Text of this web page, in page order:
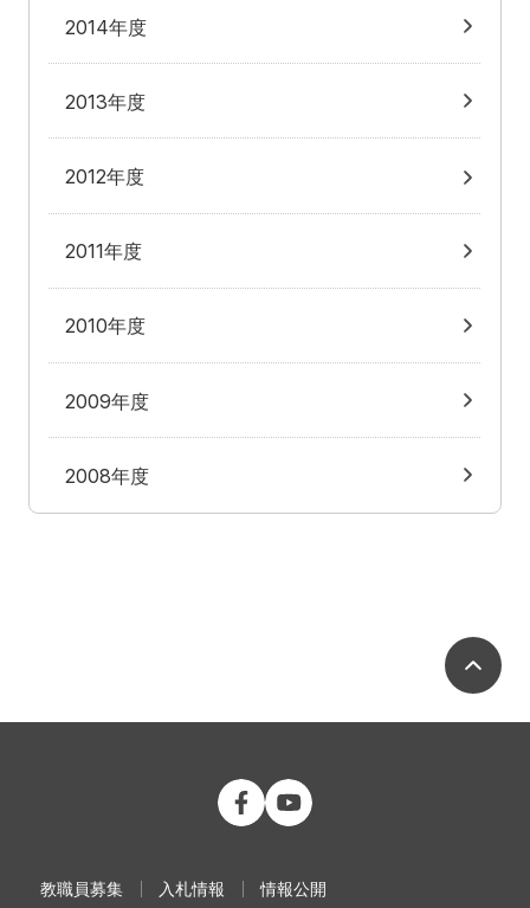
2014年度
2013年度
2012年度
2011年度
2010年度
2009年度
2008年度
公立大学法人 福島県立医科大学
教職員募集 入札情報 情報公開